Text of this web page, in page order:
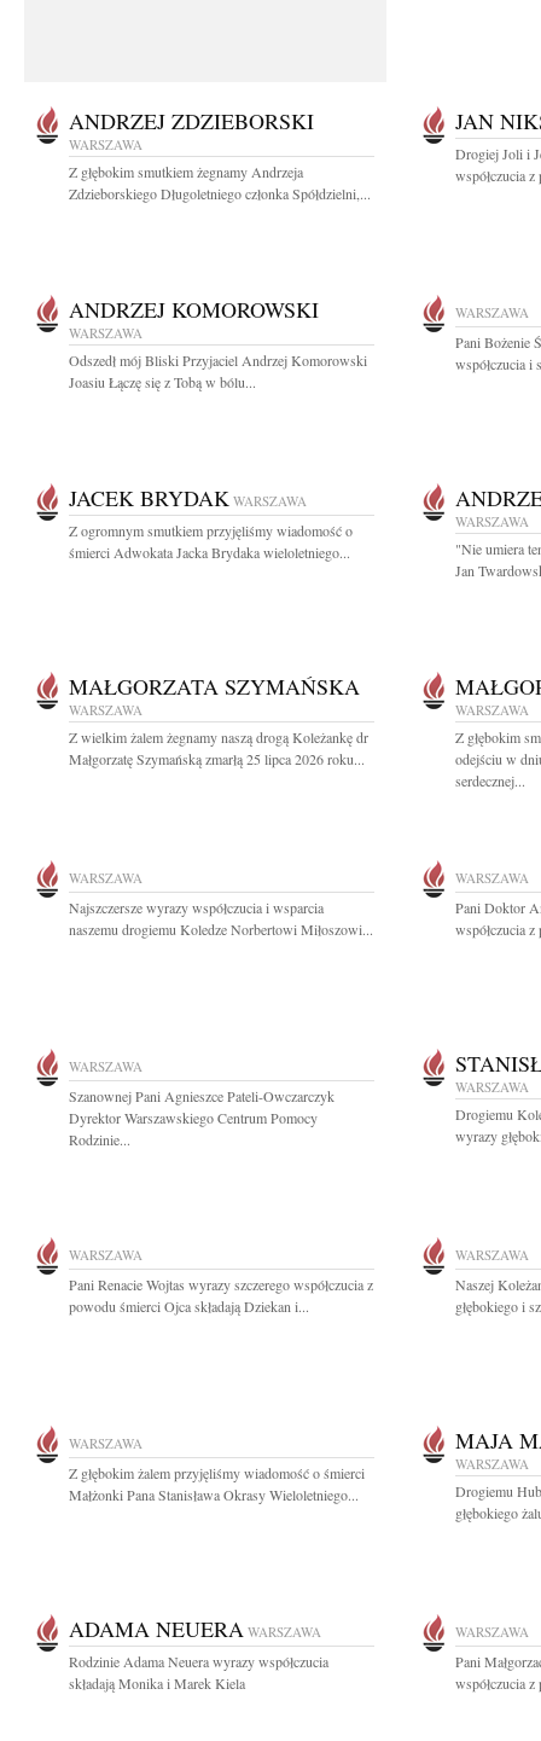
ANDRZEJ ZDZIEBORSKI
WARSZAWA
Z głębokim smutkiem żegnamy Andrzeja
Zdzieborskiego Długoletniego członka Spółdzielni,...
JAN
Drogiej Joli i
współczucia
ANDRZEJ KOMOROWSKI
WARSZAWA
Odszedł mój Bliski Przyjaciel Andrzej Komorowski
Joasiu Łączę się z Tobą w bólu...
WARSZAWA
Pani Bożenie
współczucia i
JACEK BRYDAK WARSZAWA
Z ogromnym smutkiem przyjęliśmy wiadomość o
śmierci Adwokata Jacka Brydaka wieloletniego...
WARSZAWA
"Nie umiera
Jan
MAŁGORZATA SZYMAŃSKA
WARSZAWA
Z wielkim żalem żegnamy naszą drogą Koleżankę dr
Małgorzatę Szymańską zmarłą 25 lipca 2026 roku...
WARSZAWA
Z głębokim
odejściu w
serdecznej...
WARSZAWA
Najszczersze wyrazy współczucia i wsparcia
naszemu drogiemu Koledze Norbertowi Miłoszowi...
WARSZAWA
Pani Doktor
współczucia
WARSZAWA
Szanownej Pani Agnieszce Pateli-Owczarczyk
Dyrektor Warszawskiego Centrum Pomocy
Rodzinie...
WARSZAWA
Drogiemu
wyrazy
WARSZAWA
Pani Renacie Wojtas wyrazy szczerego współczucia z
powodu śmierci Ojca składają Dziekan i...
WARSZAWA
Naszej
głębokiego i
WARSZAWA
Z głębokim żalem przyjęliśmy wiadomość o śmierci
Małżonki Pana Stanisława Okrasy Wieloletniego...
MAJA
WARSZAWA
Drogiemu
głębokiego
ADAMA NEUERA WARSZAWA
Rodzinie Adama Neuera wyrazy współczucia
składają Monika i Marek Kiela
WARSZAWA
Pani
współczucia